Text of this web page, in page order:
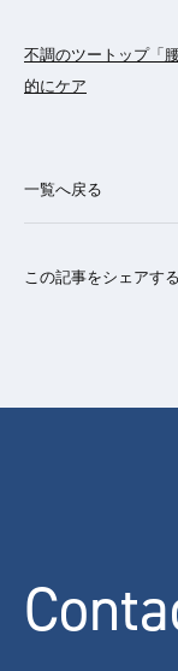
不調のツートップ「
的にケア
一覧へ戻る
この記事をシェアする